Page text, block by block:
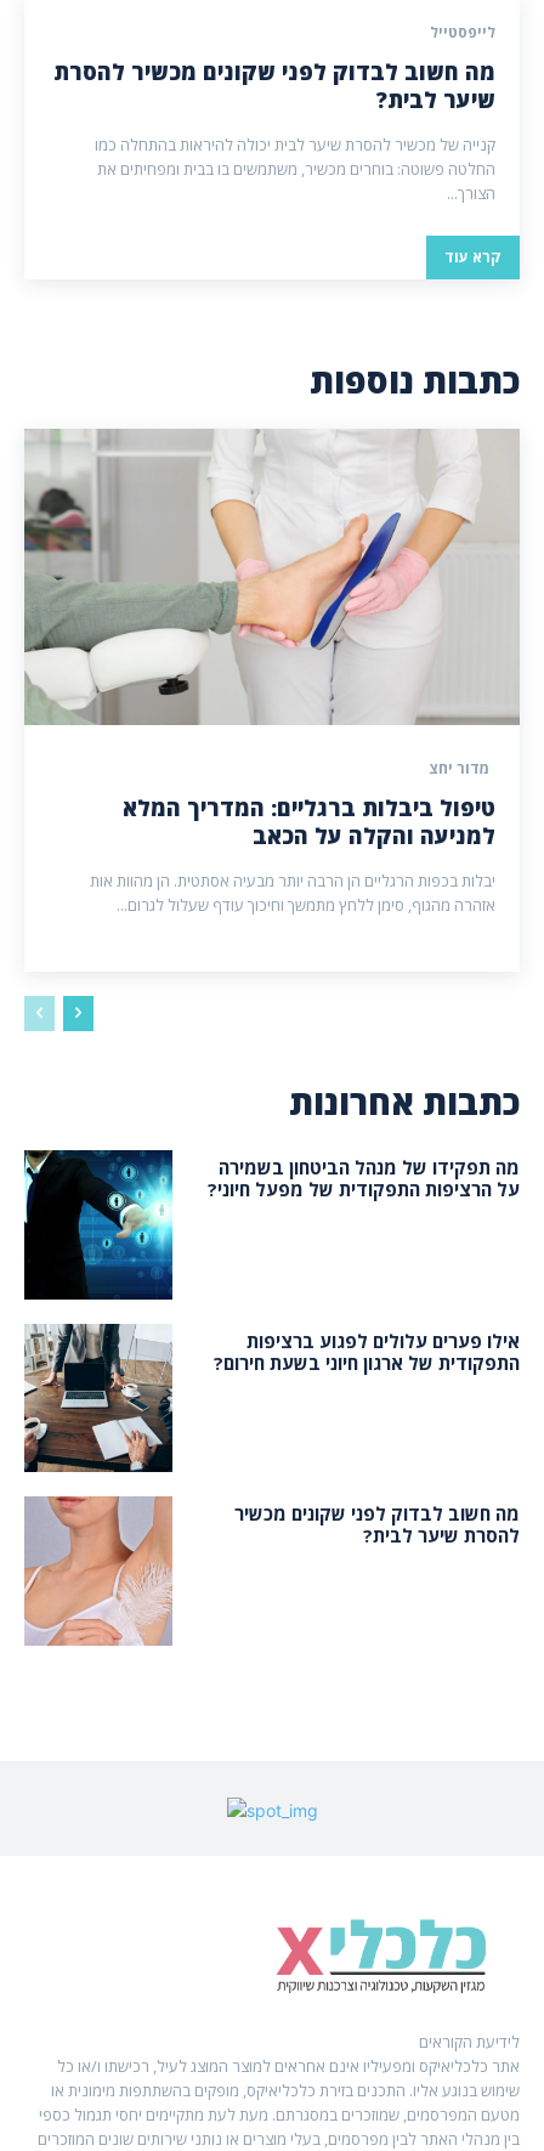
לייפסטייל
מה חשוב לבדוק לפני שקונים מכשיר להסרת
שיער לבית?
קנייה של מכשיר להסרת שיער לבית יכולה להיראות בהתחלה כמו
החלטה פשוטה: בוחרים מכשיר, משתמשים בו בבית ומפחיתים את
הצורך...
קרא עוד
כתבות נוספות
מדור יחצ
טיפול ביבלות ברגליים: המדריך המלא
למניעה והקלה על הכאב
יבלות בכפות הרגליים הן הרבה יותר מבעיה אסתטית. הן מהוות אות
אזהרה מהגוף, סימן ללחץ מתמשך וחיכוך עודף שעלול לגרום...
כתבות אחרונות
מה תפקידו של מנהל הביטחון בשמירה
על הרציפות התפקודית של מפעל חיוני?
אילו פערים עלולים לפגוע ברציפות
התפקודית של ארגון חיוני בשעת חירום?
מה חשוב לבדוק לפני שקונים מכשיר
להסרת שיער לבית?
לידיעת הקוראים
אתר כלכליאיקס ומפעיליו אינם אחראים למוצר המוצג לעיל, רכישתו ו/או כל
שימוש בנוגע אליו. התכנים בזירת כלכליאיקס, מופקים בהשתתפות מימונית או
מטעם המפרסמים, שמוזכרים במסגרתם. מעת לעת מתקיימים יחסי תגמול כספי
בין מנהלי האתר לבין מפרסמים, בעלי מוצרים או נותני שירותים שונים המוזכרים